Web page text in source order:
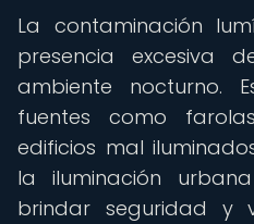
La contaminación
presencia excesiva
ambiente nocturno.
fuentes como
edificios mal
la iluminación
brindar seguridad y